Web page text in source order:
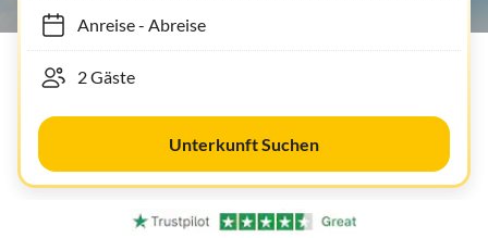
Anreise- Abreise
Unterkunft Suchen